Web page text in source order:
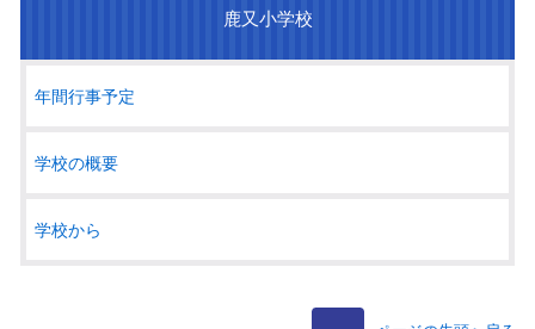
鹿又小学校
年間行事予定
学校の概要
学校から